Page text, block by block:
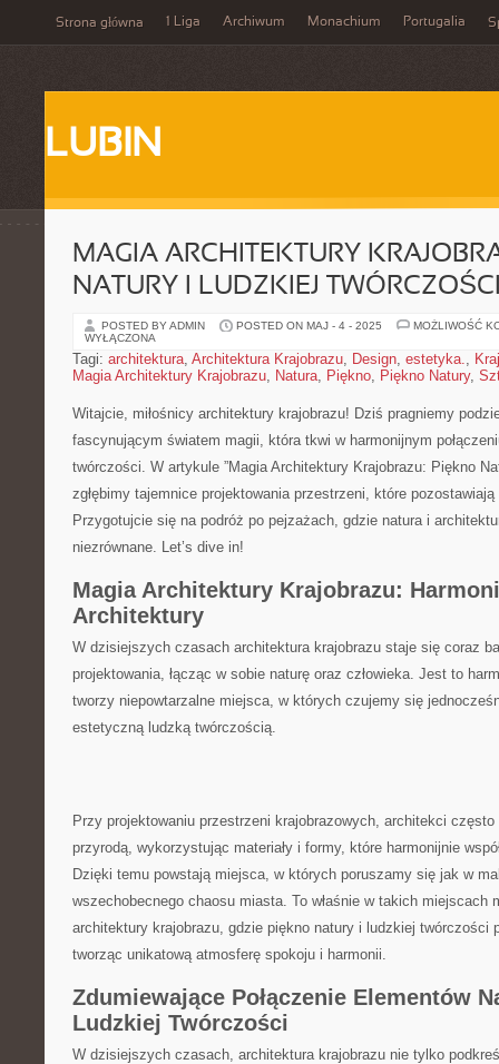
Strona główna 1 Liga Archiwum Monachium Portugalia
LUBIN
MAGIA ARCHITEKTURY
NATURY I LUDZKIEJ
POSTED BY ADMIN POSTED ON MAJ - 4 - 2025
MOŻLIWOŚĆ
WYŁĄCZONA
Tagi: architektura, Architektura Krajobrazu, Design, estetyka.,
Magia Architektury Krajobrazu, Natura, Piękno, Piękno Natury,
Witajcie, miłośnicy architektury krajobrazu! Dziś‍ pragniemy
fascynującym światem ‌magii,‌ która tkwi w ⁣harmonijnym
twórczości. W artykule ‍”Magia ‌Architektury Krajobrazu: Piękno
zgłębimy tajemnice projektowania przestrzeni, które
‍Przygotujcie się ⁣na podróż⁣ po pejzażach, gdzie natura i
niezrównane. Let’s dive⁤ in!
Magia ‌Architektury Krajobrazu:
Architektury
W dzisiejszych czasach architektura krajobrazu staje się coraz
projektowania, łącząc ‌w sobie naturę oraz⁤ człowieka. Jest to
tworzy‍ niepowtarzalne miejsca, ‍w których czujemy ‍się
estetyczną ludzką twórczością.
Przy projektowaniu przestrzeni krajobrazowych, architekci⁢
przyrodą, wykorzystując​ materiały ‍i formy, które ⁢harmonijnie
Dzięki temu powstają miejsca,⁢ w ‍których poruszamy‌ się⁤ jak⁣ w
wszechobecnego chaosu miasta. ‌To właśnie ⁤w ⁢takich miejscach
architektury‍ krajobrazu, gdzie ‍piękno natury i ludzkiej twórczości
‍tworząc⁢ unikatową atmosferę spokoju ​i harmonii.
Zdumiewające Połączenie Elementów
Ludzkiej Twórczości
W⁣ dzisiejszych czasach, ⁣architektura krajobrazu nie tylko